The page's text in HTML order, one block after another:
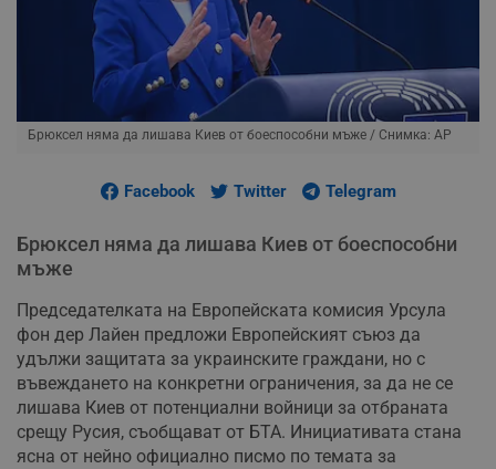
Брюксел няма да лишава Киев от боеспособни мъже / Снимка: AP
Facebook Twitter Telegram
Брюксел няма да лишава Киев от боеспособни
мъже
Председателката на Европейската комисия Урсула
фон дер Лайен предложи Европейският съюз да
удължи защитата за украинските граждани, но с
въвеждането на конкретни ограничения, за да не се
лишава Киев от потенциални войници за отбраната
срещу Русия, съобщават от БТА. Инициативата стана
ясна от нейно официално писмо по темата за